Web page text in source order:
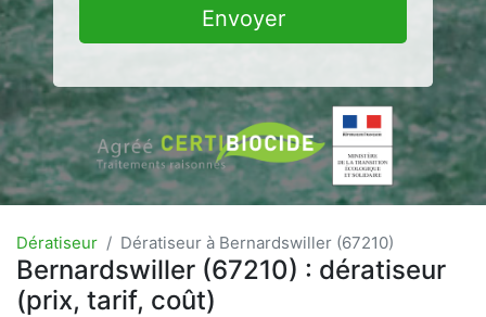
Envoyer
Dératiseur Dératiseur à Bernardswiller (67210)
Bernardswiller (67210) : dératiseur
(prix, tarif, coût)